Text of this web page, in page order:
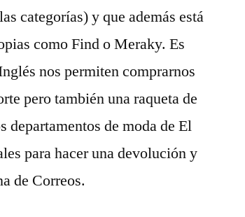
categorías) y que además está
como Find o Meraky. Es
nos permiten comprarnos
pero también una raqueta de
departamentos de moda de El
para hacer una devolución y
de Correos.